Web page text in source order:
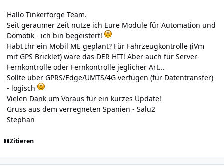
Hallo Tinkerforge Team.
Seit geraumer Zeit nutze ich Eure Module für Automation und
Domotik - ich bin begeistert!
Habt Ihr ein Mobil ME geplant? Für Fahrzeugkontrolle (iVm
mit GPS Bricklet) wäre das DER HIT! Aber auch für Server-
Fernkontrolle oder Fernkontrolle jeglicher Art...
Sollte über GPRS/Edge/UMTS/4G verfügen (für Datentransfer)
- logisch
Vielen Dank um Voraus für ein kurzes Update!
Gruss aus dem verregneten Spanien - Salu2
Stephan
Zitieren